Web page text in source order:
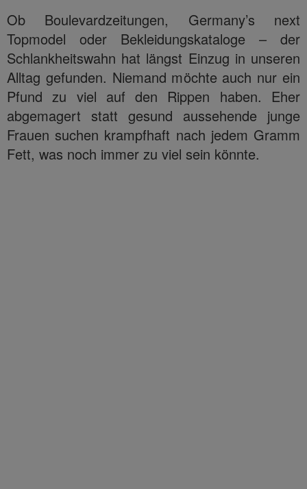
Ob Boulevardzeitungen, Germany’s next
Topmodel oder Bekleidungskataloge – der
Schlankheitswahn hat längst Einzug in unseren
Alltag gefunden. Niemand möchte auch nur ein
Pfund zu viel auf den Rippen haben. Eher
abgemagert statt gesund aussehende junge
Frauen suchen krampfhaft nach jedem Gramm
Fett, was noch immer zu viel sein könnte.